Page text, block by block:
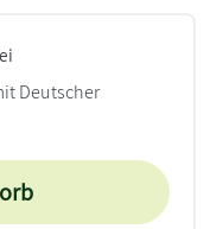
Deutscher